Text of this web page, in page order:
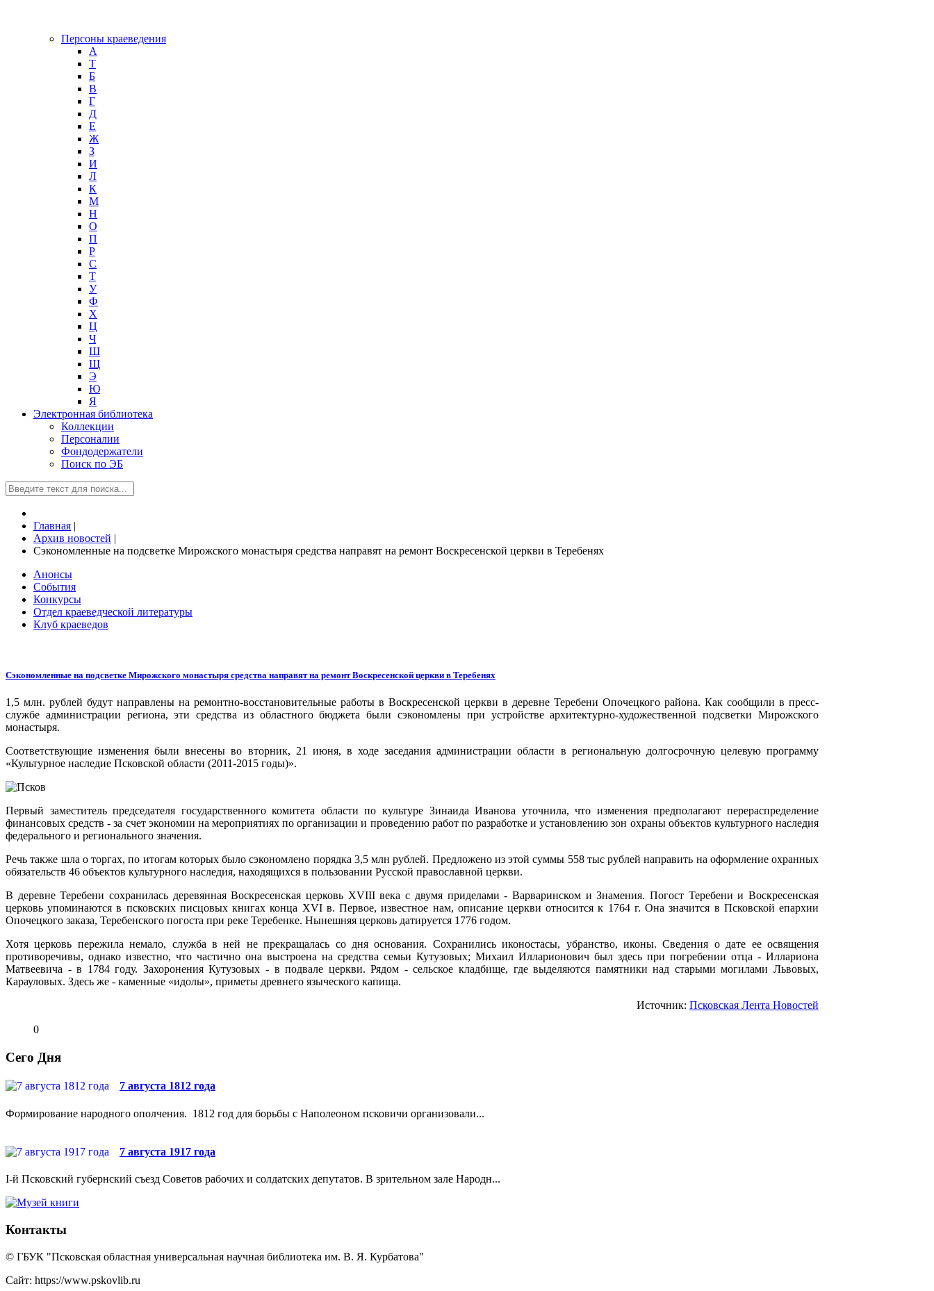
Персоны краеведения
А
T
Б
В
Г
Д
Е
Ж
З
И
Л
К
М
Н
О
П
Р
С
Т
У
Ф
Х
Ц
Ч
Ш
Щ
Э
Ю
Я
Электронная библиотека
Коллекции
Персоналии
Фондодержатели
Поиск по ЭБ
Главная |
Архив новостей |
Сэкономленные на подсветке Мирожского монастыря средства направят на ремонт Воскресенской церкви в Теребенях
Анонсы
События
Конкурсы
Отдел краеведческой литературы
Клуб краеведов
Сэкономленные на подсветке Мирожского монастыря средства направят на ремонт Воскресенской церкви в Теребенях
1,5 млн. рублей будут направлены на ремонтно-восстановительные работы в Воскресенской церкви в деревне Теребени Опочецкого района. Как сообщили в пресс-
службе администрации региона, эти средства из областного бюджета были сэкономлены при устройстве архитектурно-художественной подсветки Мирожского
монастыря.
Соответствующие изменения были внесены во вторник, 21 июня, в ходе заседания администрации области в региональную долгосрочную целевую программу
«Культурное наследие Псковской области (2011-2015 годы)».
Первый заместитель председателя государственного комитета области по культуре Зинаида Иванова уточнила, что изменения предполагают перераспределение
финансовых средств - за счет экономии на мероприятиях по организации и проведению работ по разработке и установлению зон охраны объектов культурного наследия
федерального и регионального значения.
Речь также шла о торгах, по итогам которых было сэкономлено порядка 3,5 млн рублей. Предложено из этой суммы 558 тыс рублей направить на оформление охранных
обязательств 46 объектов культурного наследия, находящихся в пользовании Русской православной церкви.
В деревне Теребени сохранилась деревянная Воскресенская церковь XVIII века с двумя приделами - Варваринском и Знамения. Погост Теребени и Воскресенская
церковь упоминаются в псковских писцовых книгах конца ХVI в. Первое, известное нам, описание церкви относится к 1764 г. Она значится в Псковской епархии
Опочецкого заказа, Теребенского погоста при реке Теребенке. Нынешняя церковь датируется 1776 годом.
Хотя церковь пережила немало, служба в ней не прекращалась со дня основания. Сохранились иконостасы, убранство, иконы. Сведения о дате ее освящения
противоречивы, однако известно, что частично она выстроена на средства семьи Кутузовых; Михаил Илларионович был здесь при погребении отца - Иллариона
Матвеевича - в 1784 году. Захоронения Кутузовых - в подвале церкви. Рядом - сельское кладбище, где выделяются памятники над старыми могилами Львовых,
Карауловых. Здесь же - каменные «идолы», приметы древнего языческого капища.
Источник: Псковская Лента Новостей
0
Сего Дня
7 августа 1812 года
Формирование народного ополчения. 1812 год для борьбы с Наполеоном псковичи организовали...
7 августа 1917 года
I-й Псковский губернский съезд Советов рабочих и солдатских депутатов. В зрительном зале Народн...
Контакты
© ГБУК "Псковская областная универсальная научная библиотека им. В. Я. Курбатова"
Сайт: https://www.pskovlib.ru